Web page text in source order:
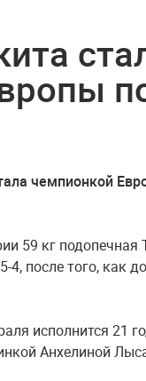
чемпионкой
59 кг
4, после того, как
исполнится 21
Анхелиной